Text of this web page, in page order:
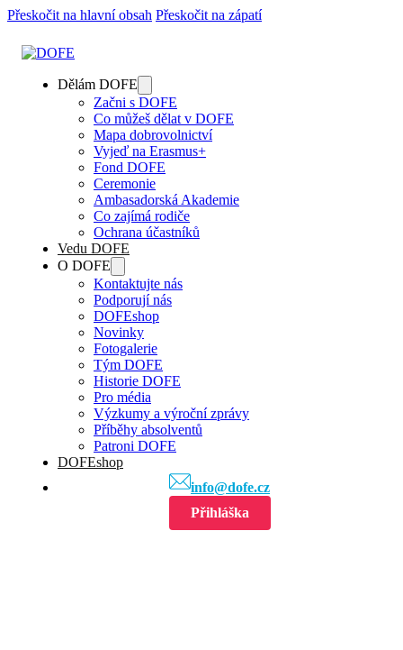
Přeskočit na hlavní obsah Přeskočit na zápatí
Dělám DOFE
Začni s DOFE
Co můžeš dělat v DOFE
Mapa dobrovolnictví
Vyjeď na Erasmus+
Fond DOFE
Ceremonie
Ambasadorská Akademie
Co zajímá rodiče
Ochrana účastníků
Vedu DOFE
O DOFE
Kontaktujte nás
Podporují nás
DOFEshop
Novinky
Fotogalerie
Tým DOFE
Historie DOFE
Pro média
Výzkumy a výroční zprávy
Příběhy absolventů
Patroni DOFE
DOFEshop
info@dofe.cz
Přihláška